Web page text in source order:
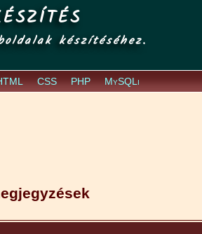
készítéséhez.
CSS PHP MySQLi